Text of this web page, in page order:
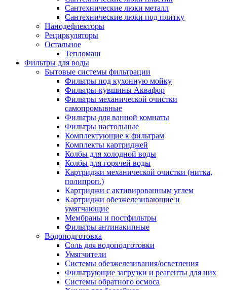
Сантехнические люки металл
Сантехнические люки под плитку
Нанодефлекторы
Рециркуляторы
Остальное
Тепломаш
Фильтры для воды
Бытовые системы фильтрации
Фильтры под кухонную мойку
Фильтры-кувшины Аквафор
Фильтры механической очистки
самопромывные
Фильтры для ванной комнаты
Фильтры настольные
Комплектующие к фильтрам
Комплекты картриджей
Колбы для холодной воды
Колбы для горячей воды
Картриджи механической очистки (нитка,
полипроп.)
Картриджи с активированным углем
Картриджи обезжелезивающие и
умягчающие
Мембраны и постфильтры
Фильтры антинакипные
Водоподготовка
Соль для водоподготовки
Умягчители
Системы обезжелезивания/осветления
Фильтрующие загрузки и реагенты для них
Системы обратного осмоса